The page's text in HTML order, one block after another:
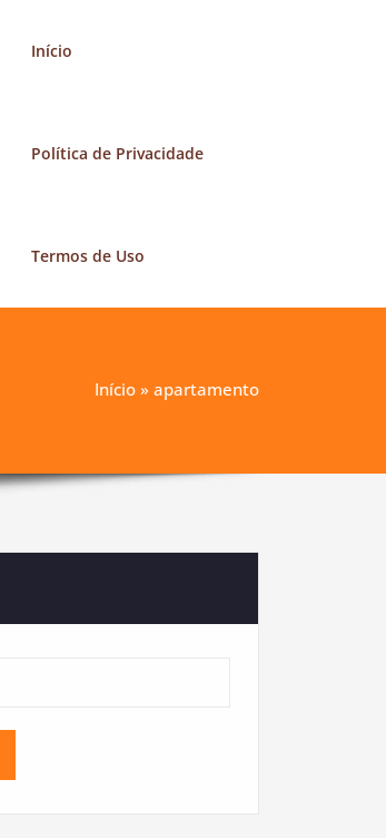
Início
Política de Privacidade
Termos de Uso
Início » apartamento